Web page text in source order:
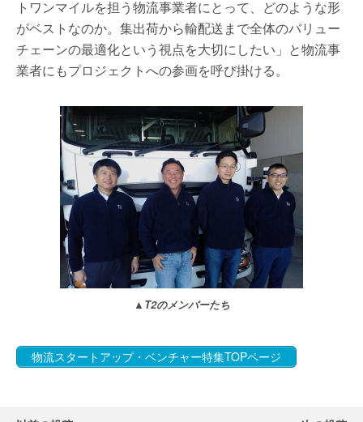
トワンマイルを担う物流事業者にとって、どのような形
がベストなのか。集出荷から輸配送まで全体のバリュー
チェーンの最適化という視点を大切にしたい」と物流事
業者にもプロジェクトへの参画を呼び掛ける。
▲T2のメンバーたち
物流スタートアップ・ベンチャー特集TOPページ